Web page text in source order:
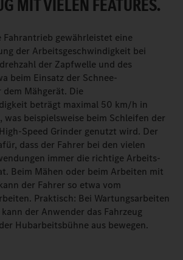
MIT VIELEN FEATURES.
gewährleistet eine
der Arbeitsgeschwindigkeit bei
der Zapfwelle und des
beim Einsatz der Schnee-
dem Mähgerät. Die
beträgt maximal 50 km/h in
was beispielsweise beim Schleifen der
Speed Grinder genutzt wird. Der
dass der Fahrer bei den vielen
immer die richtige Arbeits-
Beim Mähen oder beim Arbeiten mit
der Fahrer so etwa vom
Praktisch: Bei Wartungsarbeiten
der Anwender das Fahrzeug
Hubarbeitsbühne aus bewegen.